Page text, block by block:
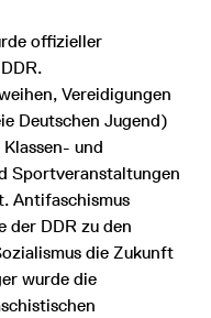
offizieller
Vereidigungen
Deutschen Jugend)
und
Sportveranstaltungen
Antifaschismus
der DDR zu den
die Zukunft
wurde die